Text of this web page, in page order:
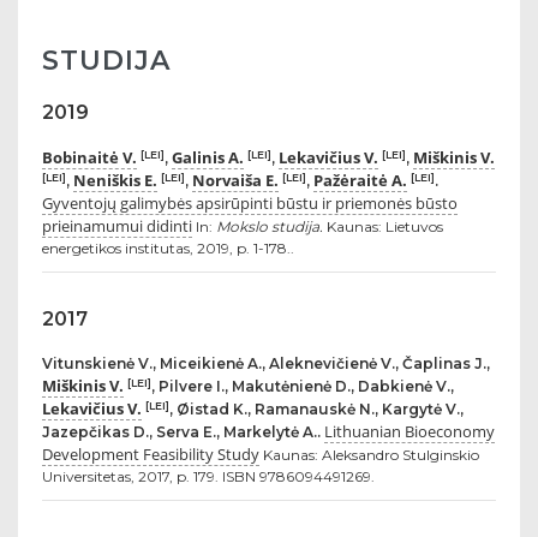
STUDIJA
2019
Bobinaitė V. [LEI], Galinis A. [LEI], Lekavičius V. [LEI], Miškinis V.
[LEI], Neniškis E. [LEI], Norvaiša E. [LEI], Pažėraitė A. [LEI].
Gyventojų galimybės apsirūpinti būstu ir priemonės būsto
prieinamumui didinti In: Mokslo studija. Kaunas: Lietuvos
energetikos institutas, 2019, p. 1-178..
2017
Vitunskienė V., Miceikienė A., Aleknevičienė V., Čaplinas J.,
Miškinis V. [LEI], Pilvere I., Makutėnienė D., Dabkienė V.,
Lekavičius V. [LEI], Øistad K., Ramanauskė N., Kargytė V.,
Jazepčikas D., Serva E., Markelytė A.. Lithuanian Bioeconomy
Development Feasibility Study Kaunas: Aleksandro Stulginskio
Universitetas, 2017, p. 179. ISBN 9786094491269.